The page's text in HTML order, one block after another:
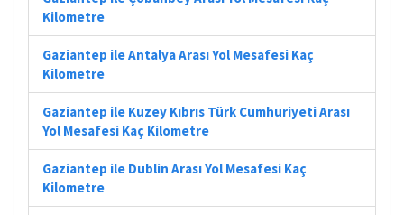
Kilometre
Gaziantep ile Antalya Arası Yol Mesafesi Kaç
Kilometre
Gaziantep ile Kuzey Kıbrıs Türk Cumhuriyeti Arası
Yol Mesafesi Kaç Kilometre
Gaziantep ile Dublin Arası Yol Mesafesi Kaç
Kilometre